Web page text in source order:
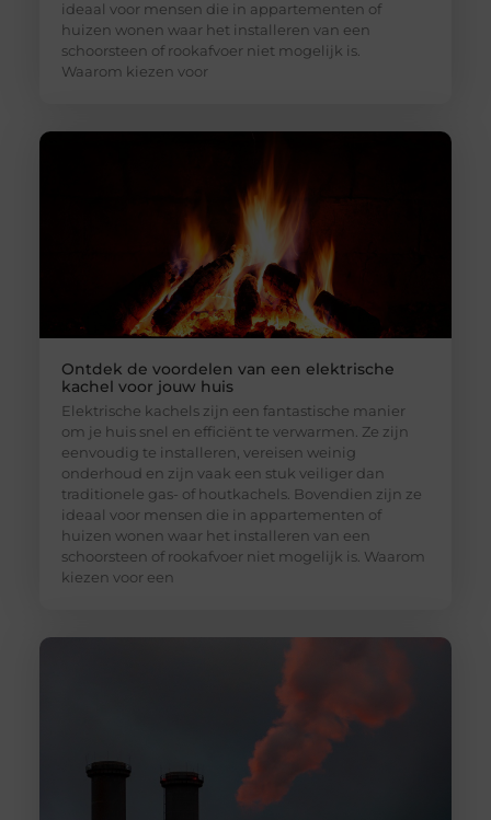
ideaal voor mensen die in appartementen of
huizen wonen waar het installeren van een
schoorsteen of rookafvoer niet mogelijk is.
Waarom kiezen voor
Ontdek de voordelen van een elektrische
kachel voor jouw huis
Elektrische kachels zijn een fantastische manier
om je huis snel en efficiënt te verwarmen. Ze zijn
eenvoudig te installeren, vereisen weinig
onderhoud en zijn vaak een stuk veiliger dan
traditionele gas- of houtkachels. Bovendien zijn ze
ideaal voor mensen die in appartementen of
huizen wonen waar het installeren van een
schoorsteen of rookafvoer niet mogelijk is. Waarom
kiezen voor een